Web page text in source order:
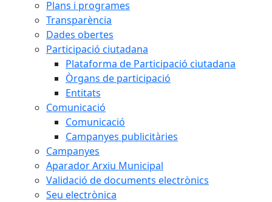
Plans i programes
Transparència
Dades obertes
Participació ciutadana
Plataforma de Participació ciutadana
Òrgans de participació
Entitats
Comunicació
Comunicació
Campanyes publicitàries
Campanyes
Aparador Arxiu Municipal
Validació de documents electrònics
Seu electrònica